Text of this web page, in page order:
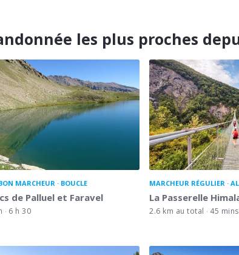
les plus proches
MARCHEUR BOUCLE
de Palluel et Faravel
6 h 30
MARCHEUR RÉGULIER
La Passerelle
2.6 km au total 45